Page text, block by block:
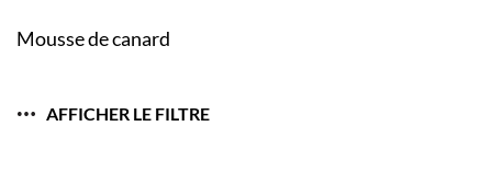
Mousse de canard
AFFICHER LE FILTRE